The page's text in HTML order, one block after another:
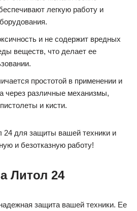
легкую работу и
и не содержит вредных
веществ, что делает ее
простотой в применении и
через различные механизмы,
и кисти.
24 для защиты вашей техники и
и безотказную работу!
Литол 24
защита вашей техники. Ее